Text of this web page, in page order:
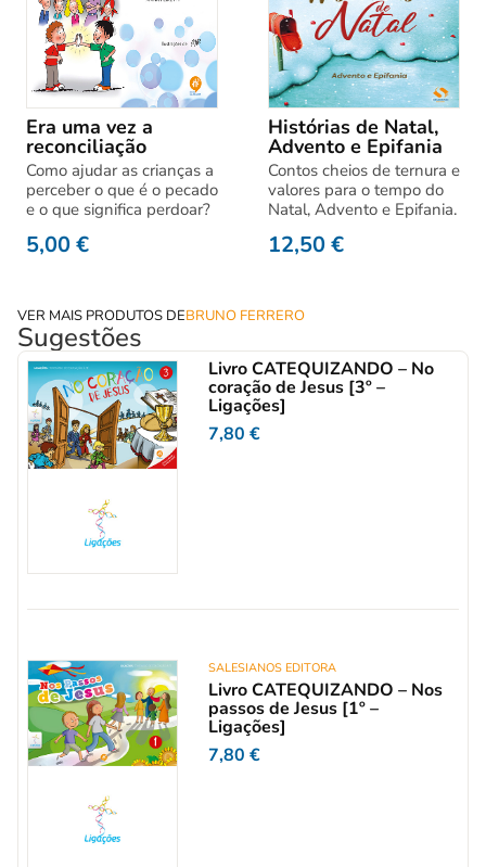
Era uma vez a
reconciliação
Como ajudar as crianças a
perceber o que é o pecado
e o que significa perdoar?
5,00€
Histórias de Natal,
Advento e Epifania
Contos cheios de ternura e
valores para o tempo do
Natal, Advento e Epifania.
12,50€
VER MAIS PRODUTOS DEBRUNO FERRERO
Sugestões
Livro CATEQUIZANDO – No
coração de Jesus [3º –
Ligações]
7,80€
SALESIANOS EDITORA
Livro CATEQUIZANDO – Nos
passos de Jesus [1º –
Ligações]
7,80€